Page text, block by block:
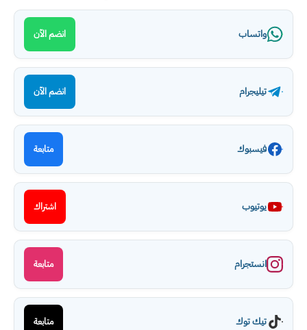
واتساب انضم الآن
تيليجرام انضم الآن
فيسبوك متابعة
يوتيوب اشتراك
انستجرام متابعة
تيك توك متابعة